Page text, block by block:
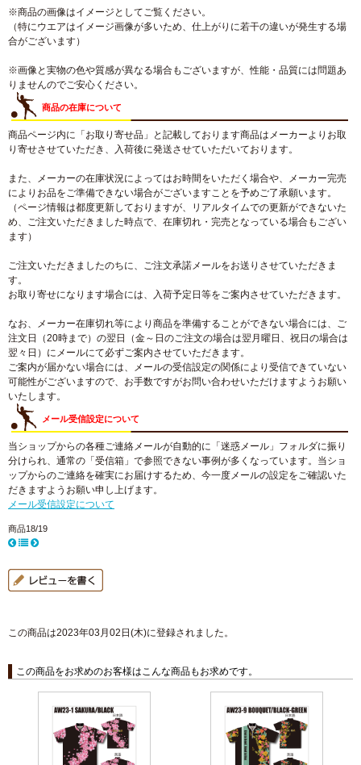
※商品の画像はイメージとしてご覧ください。
（特にウエアはイメージ画像が多いため、仕上がりに若干の違いが発生する場
合がございます）
※画像と実物の色や質感が異なる場合もございますが、性能・品質には問題あ
りませんのでご安心ください。
商品の在庫について
商品ページ内に「お取り寄せ品」と記載しております商品はメーカーよりお取
り寄せさせていただき、入荷後に発送させていただいております。
また、メーカーの在庫状況によってはお時間をいただく場合や、メーカー完売
によりお品をご準備できない場合がございますことを予めご了承願います。
（ページ情報は都度更新しておりますが、リアルタイムでの更新ができないた
め、ご注文いただきました時点で、在庫切れ・完売となっている場合もござい
ます）
ご注文いただきましたのちに、ご注文承諾メールをお送りさせていただきま
す。
お取り寄せになります場合には、入荷予定日等をご案内させていただきます。
なお、メーカー在庫切れ等により商品を準備することができない場合には、ご
注文日（20時まで）の翌日（金～日のご注文の場合は翌月曜日、祝日の場合は
翌々日）にメールにて必ずご案内させていただきます。
ご案内が届かない場合には、メールの受信設定の関係により受信できていない
可能性がございますので、お手数ですがお問い合わせいただけますようお願い
いたします。
メール受信設定について
当ショップからの各種ご連絡メールが自動的に「迷惑メール」フォルダに振り
分けられ、通常の「受信箱」で参照できない事例が多くなっています。当ショ
ップからのご連絡を確実にお届けするため、今一度メールの設定をご確認いた
だきますようお願い申し上げます。
メール受信設定について
商品18/19
この商品は2023年03月02日(木)に登録されました。
この商品をお求めのお客様はこんな商品もお求めです。